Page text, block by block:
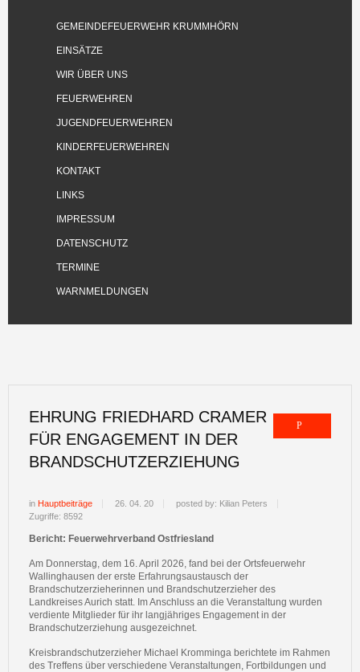
GEMEINDEFEUERWEHR KRUMMHÖRN
EINSÄTZE
WIR ÜBER UNS
FEUERWEHREN
JUGENDFEUERWEHREN
KINDERFEUERWEHREN
KONTAKT
LINKS
IMPRESSUM
DATENSCHUTZ
TERMINE
WARNMELDUNGEN
EHRUNG FRIEDHARD CRAMER
FÜR ENGAGEMENT IN DER
BRANDSCHUTZERZIEHUNG
in Hauptbeiträge 26. 04. 20
posted by: Kilian Peters
Zugriffe: 8592
Bericht: Feuerwehrverband Ostfriesland
Am Donnerstag, dem 16. April 2026, fand bei der Ortsfeuerwehr
Wallinghausen der erste Erfahrungsaustausch der
Brandschutzerzieherinnen und Brandschutzerzieher des
Landkreises Aurich statt. Im Anschluss an die Veranstaltung wurden
verdiente Mitglieder für ihr langjähriges Engagement in der
Brandschutzerziehung ausgezeichnet.
Kreisbrandschutzerzieher Michael Kromminga berichtete im Rahmen
des Treffens über verschiedene Veranstaltungen, Fortbildungen und